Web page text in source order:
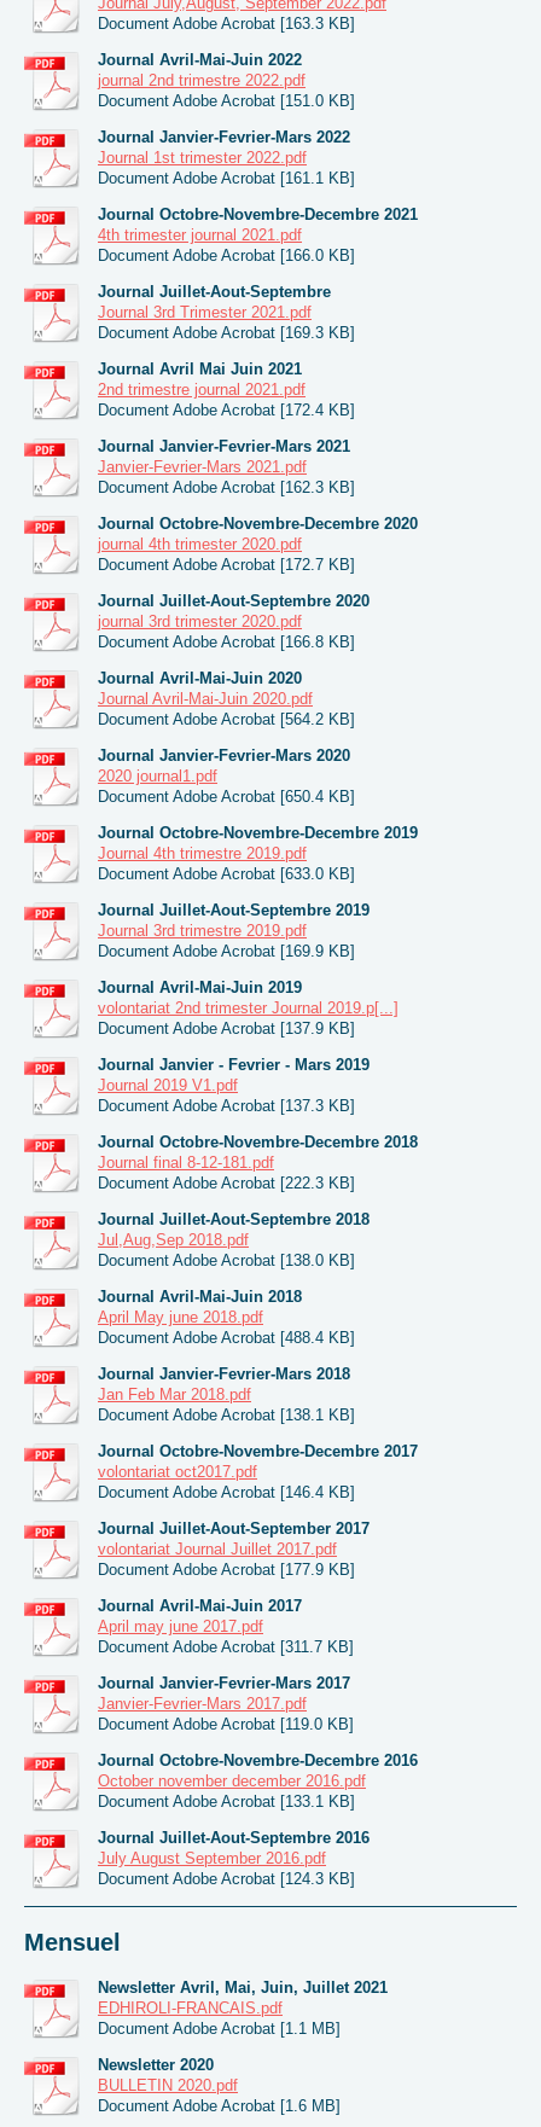
Document Adobe Acrobat [163.3 KB]
Journal Avril-Mai-Juin 2022
journal 2nd trimestre 2022.pdf
Document Adobe Acrobat [151.0 KB]
Journal Janvier-Fevrier-Mars 2022
Journal 1st trimester 2022.pdf
Document Adobe Acrobat [161.1 KB]
Journal Octobre-Novembre-Decembre 2021
4th trimester journal 2021.pdf
Document Adobe Acrobat [166.0 KB]
Journal Juillet-Aout-Septembre
Journal 3rd Trimester 2021.pdf
Document Adobe Acrobat [169.3 KB]
Journal Avril Mai Juin 2021
2nd trimestre journal 2021.pdf
Document Adobe Acrobat [172.4 KB]
Journal Janvier-Fevrier-Mars 2021
Janvier-Fevrier-Mars 2021.pdf
Document Adobe Acrobat [162.3 KB]
Journal Octobre-Novembre-Decembre 2020
journal 4th trimester 2020.pdf
Document Adobe Acrobat [172.7 KB]
Journal Juillet-Aout-Septembre 2020
journal 3rd trimester 2020.pdf
Document Adobe Acrobat [166.8 KB]
Journal Avril-Mai-Juin 2020
Journal Avril-Mai-Juin 2020.pdf
Document Adobe Acrobat [564.2 KB]
Journal Janvier-Fevrier-Mars 2020
2020 journal1.pdf
Document Adobe Acrobat [650.4 KB]
Journal Octobre-Novembre-Decembre 2019
Journal 4th trimestre 2019.pdf
Document Adobe Acrobat [633.0 KB]
Journal Juillet-Aout-Septembre 2019
Journal 3rd trimestre 2019.pdf
Document Adobe Acrobat [169.9 KB]
Journal Avril-Mai-Juin 2019
volontariat 2nd trimester Journal 2019.p[...]
Document Adobe Acrobat [137.9 KB]
Journal Janvier - Fevrier - Mars 2019
Journal 2019 V1.pdf
Document Adobe Acrobat [137.3 KB]
Journal Octobre-Novembre-Decembre 2018
Journal final 8-12-181.pdf
Document Adobe Acrobat [222.3 KB]
Journal Juillet-Aout-Septembre 2018
Jul,Aug,Sep 2018.pdf
Document Adobe Acrobat [138.0 KB]
Journal Avril-Mai-Juin 2018
April May june 2018.pdf
Document Adobe Acrobat [488.4 KB]
Journal Janvier-Fevrier-Mars 2018
Jan Feb Mar 2018.pdf
Document Adobe Acrobat [138.1 KB]
Journal Octobre-Novembre-Decembre 2017
volontariat oct2017.pdf
Document Adobe Acrobat [146.4 KB]
Journal Juillet-Aout-September 2017
volontariat Journal Juillet 2017.pdf
Document Adobe Acrobat [177.9 KB]
Journal Avril-Mai-Juin 2017
April may june 2017.pdf
Document Adobe Acrobat [311.7 KB]
Journal Janvier-Fevrier-Mars 2017
Janvier-Fevrier-Mars 2017.pdf
Document Adobe Acrobat [119.0 KB]
Journal Octobre-Novembre-Decembre 2016
October november december 2016.pdf
Document Adobe Acrobat [133.1 KB]
Journal Juillet-Aout-Septembre 2016
July August September 2016.pdf
Document Adobe Acrobat [124.3 KB]
Mensuel
Newsletter Avril, Mai, Juin, Juillet 2021
EDHIROLI-FRANCAIS.pdf
Document Adobe Acrobat [1.1 MB]
Newsletter 2020
BULLETIN 2020.pdf
Document Adobe Acrobat [1.6 MB]